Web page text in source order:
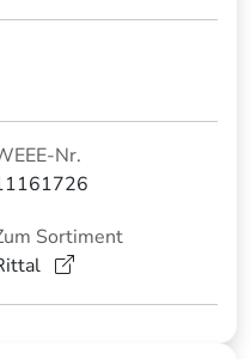
Nr.
Sortiment